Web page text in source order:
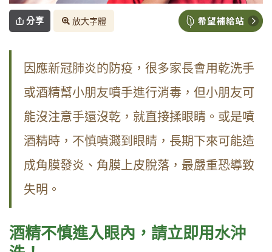
分享 放大字體
因應新冠肺炎的防疫，很多家長會用乾洗手
或酒精幫小朋友噴手進行消毒，但小朋友可
能沒注意手還沒乾，就直接揉眼睛。或是噴
酒精時，不慎噴濺到眼睛，長期下來可能造
成角膜發炎、角膜上皮脫落，最嚴重恐導致
失明。
酒精不慎進入眼內，請立即用水沖